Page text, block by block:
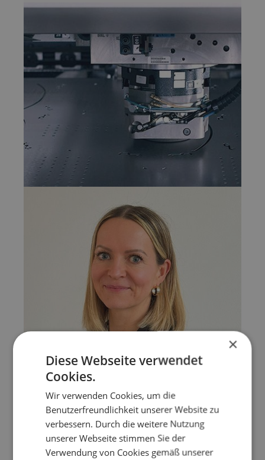
×
Diese Webseite verwendet
Cookies.
Wir verwenden Cookies, um die
Benutzerfreundlichkeit unserer Website zu
verbessern. Durch die weitere Nutzung
unserer Webseite stimmen Sie der
Verwendung von Cookies gemäß unserer